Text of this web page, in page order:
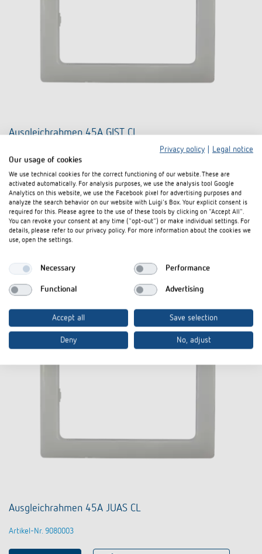
Ausgleichrahmen 45A GIST CL
Artikel-Nr. 9080005
Zum Produkt In den Dokumentenkorb
Datenblatt
Ausgleichrahmen 45A JUAS CL
Artikel-Nr. 9080003
Privacy policy
Legal notice
Our usage of cookies
We use technical cookies for the correct functioning of our website. These are
activated automatically. For analysis purposes, we use the analysis tool Google
Analytics on this website, we use the Facebook pixel for advertising purposes and
analyze the search behavior on our website with Luigi's Box. Your explicit consent is
required for this. Please agree to the use of these tools by clicking on "Accept All".
You can revoke your consent at any time ("opt-out") or make individual settings. For
details, please refer to our privacy policy. For more information about the cookies we
use, open the settings.
Necessary Performance
Functional Advertising
Accept all Save selection
Deny No, adjust